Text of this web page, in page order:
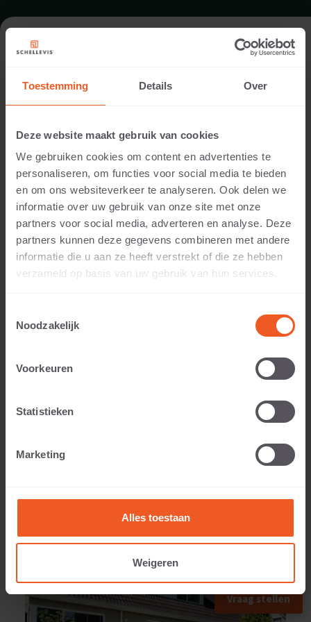
Toestemming Details Over
Deze website maakt gebruik van cookies
We gebruiken cookies om content en advertenties te
personaliseren, om functies voor social media te bieden
en om ons websiteverkeer te analyseren. Ook delen we
informatie over uw gebruik van onze site met onze
partners voor social media, adverteren en analyse. Deze
partners kunnen deze gegevens combineren met andere
informatie die u aan ze heeft verstrekt of die ze hebben
verzameld op basis van uw gebruik van hun services.
Noodzakelijk
Voorkeuren
Statistieken
Marketing
Alles toestaan
Weigeren
FORMAT - KOPFSTÜCKE 47X9
GARTENBAU ENTWÄSSERUNGSRINNEN
25 CM DICKE
ANWENDUNGSBEISPIEL
Vraag stellen